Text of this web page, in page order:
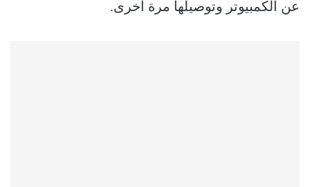
عن الكمبيوتر وتوصيلها مرة أخرى.